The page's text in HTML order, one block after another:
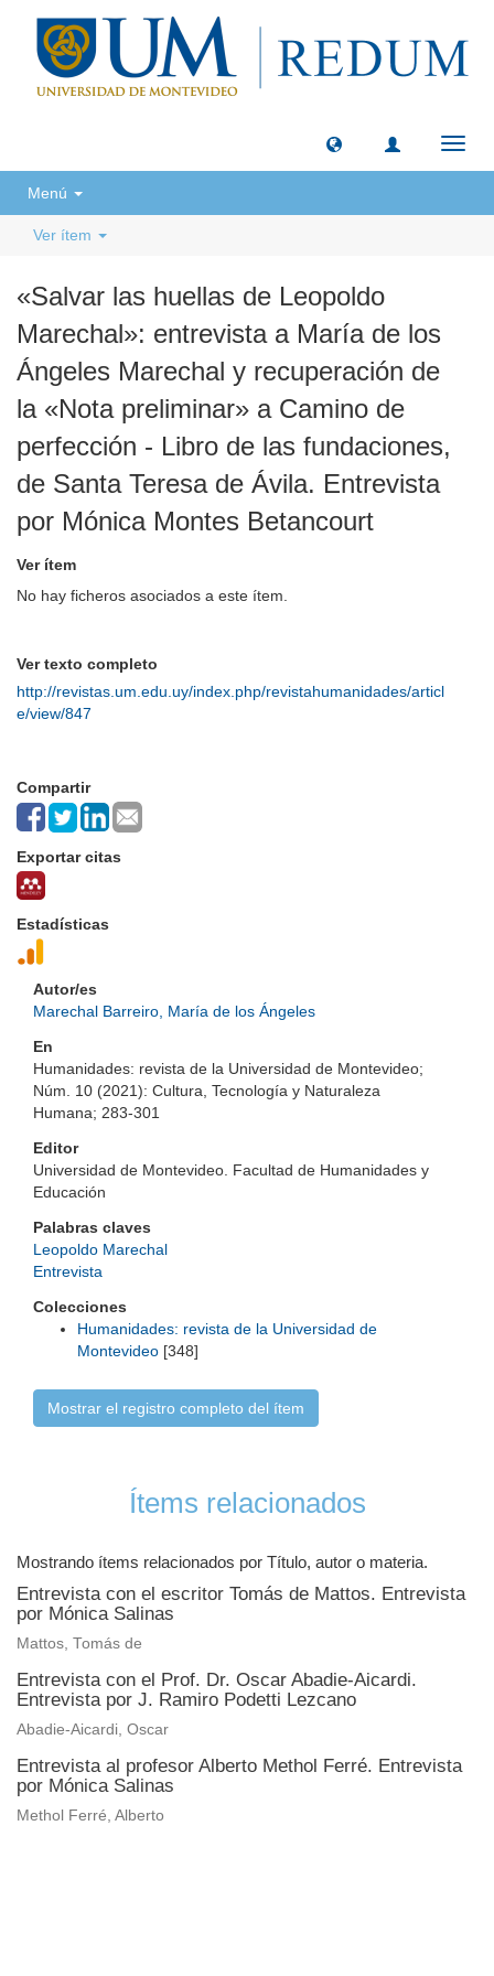
Menú
Ver ítem
«Salvar las huellas de Leopoldo
Marechal»: entrevista a María de los
Ángeles Marechal y recuperación de
la «Nota preliminar» a Camino de
perfección - Libro de las fundaciones,
de Santa Teresa de Ávila. Entrevista
por Mónica Montes Betancourt
Ver ítem
No hay ficheros asociados a este ítem.
Ver texto completo
http://revistas.um.edu.uy/index.php/revistahumanidades/articl
e/view/847
Compartir
Exportar citas
Estadísticas
Autor/es
Marechal Barreiro, María de los Ángeles
En
Humanidades: revista de la Universidad de Montevideo;
Núm. 10 (2021): Cultura, Tecnología y Naturaleza
Humana; 283-301
Editor
Universidad de Montevideo. Facultad de Humanidades y
Educación
Palabras claves
Leopoldo Marechal
Entrevista
Colecciones
Humanidades: revista de la Universidad de
Montevideo [348]
Mostrar el registro completo del ítem
Ítems relacionados
Mostrando ítems relacionados por Título, autor o materia.
Entrevista con el escritor Tomás de Mattos. Entrevista
por Mónica Salinas
Mattos, Tomás de
Entrevista con el Prof. Dr. Oscar Abadie-Aicardi.
Entrevista por J. Ramiro Podetti Lezcano
Abadie-Aicardi, Oscar
Entrevista al profesor Alberto Methol Ferré. Entrevista
por Mónica Salinas
Methol Ferré, Alberto